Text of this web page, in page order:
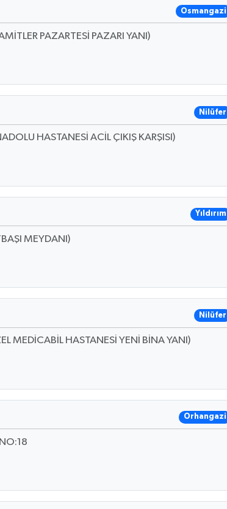
Osmangazi
PAZARTESİ PAZARI YANI)
Nilüfer
HASTANESİ ACİL ÇIKIŞ KARŞISI)
Yıldırım
MEYDANI)
Nilüfer
MEDİCABİL HASTANESİ YENİ BİNA YANI)
Orhangazi